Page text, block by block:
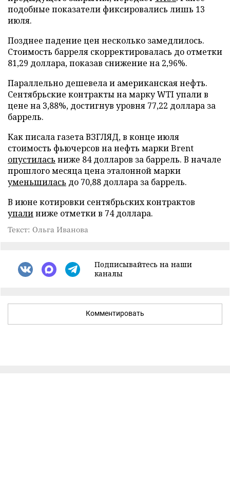
подобные показатели фиксировались лишь 13
июля.
Позднее падение цен несколько замедлилось.
Стоимость барреля скорректировалась до отметки
81,29 доллара, показав снижение на 2,96%.
Параллельно дешевела и американская нефть.
Сентябрьские контракты на марку WTI упали в
цене на 3,88%, достигнув уровня 77,22 доллара за
баррель.
Как писала газета ВЗГЛЯД, в конце июля
стоимость фьючерсов на нефть марки Brent
опустилась ниже 84 долларов за баррель. В начале
прошлого месяца цена эталонной марки
уменьшилась до 70,88 доллара за баррель.
В июне котировки сентябрьских контрактов
упалиниже отметки в 74 доллара.
Текст: Ольга Иванова
Подписывайтесь на наши
каналы
Комментировать